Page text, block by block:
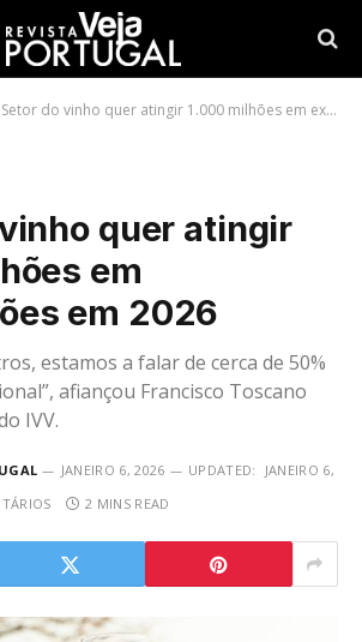
Setor do vinho quer atingir 1.000 milhões em exportações em 2026
quer atingir
em
em 2026
estamos a falar de cerca de 50%
afiançou Francisco Toscano
IVV.
JANEIRO 6, 2026 UPDATED:
JANEIRO 6,
2 MINS READ